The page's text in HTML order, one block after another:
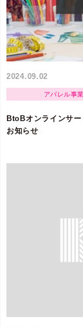
2024.09.02
アパレル事
BtoBオンラインサ
お知らせ